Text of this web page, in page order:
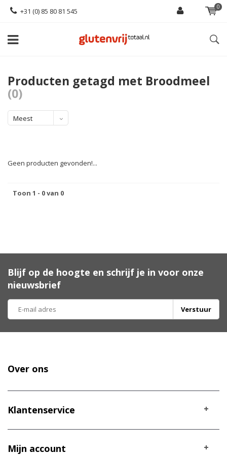
+31 (0) 85 80 81 545 0
Producten getagd met Broodmeel
(0)
Meest
Geen producten gevonden!...
Toon 1 - 0 van 0
Blijf op de hoogte en schrijf je in voor onze
nieuwsbrief
Verstuur
Over ons
Klantenservice
Mijn account